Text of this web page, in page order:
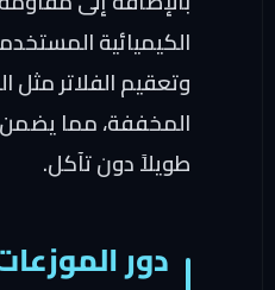
الكيميائية
وتعقيم الفلاتر مثل
المخففة، مما يضمن
طويلاً دون تآكل.
دور